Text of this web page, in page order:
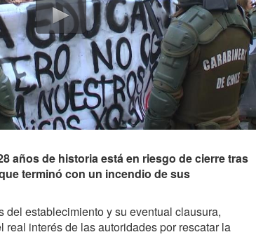
años de historia está en riesgo de cierre tras
terminó con un incendio de sus
del establecimiento y su eventual clausura,
real interés de las autoridades por rescatar la